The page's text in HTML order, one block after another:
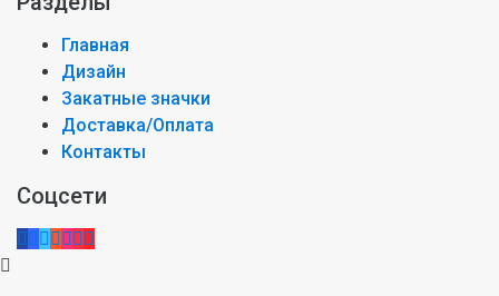
Главная
Дизайн
Закатные значки
Доставка/Оплата
Контакты
Соцсети